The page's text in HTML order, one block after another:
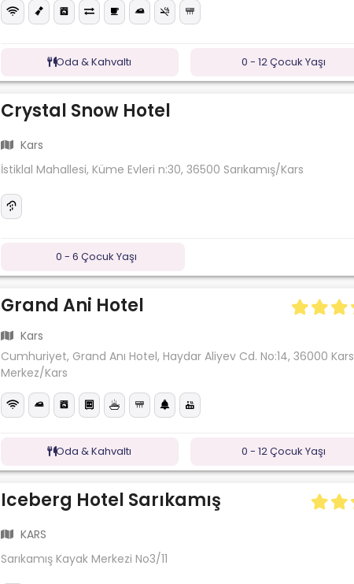
Oda & Kahvaltı 0 - 12 Çocuk Yaşı
Crystal Snow Hotel
Kars
İstiklal Mahallesi, Küme Evleri n:30, 36500 Sarıkamış/Kars
0 - 6 Çocuk Yaşı
Grand Ani Hotel
Kars
Cumhuriyet, Grand Anı Hotel, Haydar Aliyev Cd. No:14, 36000 Kars
Merkez/Kars
Oda & Kahvaltı 0 - 12 Çocuk Yaşı
Iceberg Hotel Sarıkamış
KARS
Sarıkamış Kayak Merkezi No3/11